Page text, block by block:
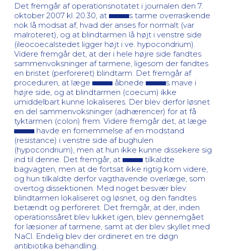
Det fremgår af operationsnotatet i journalen den 7.
oktober 2007 kl. 20.30, at
s tarme overraskende
nok lå modsat af, hvad der anses for normalt (var
malroteret), og at blindtarmen lå højt i venstre side
(ileocoecalstedet ligger højt i ve. hypocondrium).
Videre fremgår det, at der i hele højre side fandtes
sammenvoksninger af tarmene, ligesom der fandtes
en bristet (perforeret) blindtarm. Det fremgår af
proceduren, at læge
åbnede
s mave i
højre side, og at blindtarmen (coecum) ikke
umiddelbart kunne lokaliseres. Der blev derfor løsnet
en del sammenvoksninger (adhærencer) for at få
tyktarmen (colon) frem. Videre fremgår det, at læge
havde en fornemmelse af en modstand
(resistance) i venstre side af bughulen
(hypocondrium), men at hun ikke kunne dissekere sig
ind til denne. Det fremgår, at
tilkaldte
bagvagten, men at de fortsat ikke rigtig kom videre,
og hun tilkaldte derfor vagthavende overlæge, som
overtog dissektionen. Med noget besvær blev
blindtarmen lokaliseret og løsnet, og den fandtes
betændt og perforeret. Det fremgår, at der, inden
operationssåret blev lukket igen, blev gennemgået
for læsioner af tarmene, samt at der blev skyllet med
NaCl. Endelig blev der ordineret en tre døgn
antibiotika behandling.